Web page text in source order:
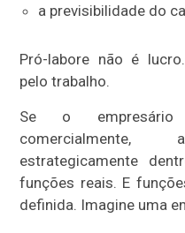
a previsibilidade do
Pró-labore não é
pelo trabalho.
Se o empresário
comercialmente,
estrategicamente
funções reais. E
definida. Imagine uma